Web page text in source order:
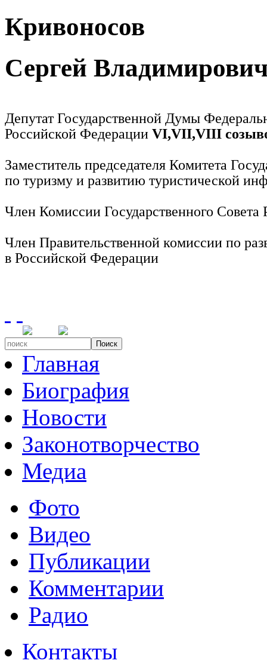
Кривоносов
Сергей
Депутат Государственной Думы
Российской Федерации VI,VII,VIII
Заместитель председателя Комитета
по туризму и развитию туристической
Член Комиссии Государственного
Член Правительственной комиссии по
в Российской Федерации
Поиск
Главная
Биография
Новости
Законотворчество
Медиа
Фото
Видео
Публикации
Комментарии
Радио
Контакты